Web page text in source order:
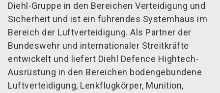
Diehl-Gruppe in den Bereichen Verteidigung und
Sicherheit und ist ein führendes Systemhaus im
Bereich der Luftverteidigung. Als Partner der
Bundeswehr und internationaler Streitkräfte
entwickelt und liefert Diehl Defence Hightech-
Ausrüstung in den Bereichen bodengebundene
Luftverteidigung, Lenkflugkörper, Munition,